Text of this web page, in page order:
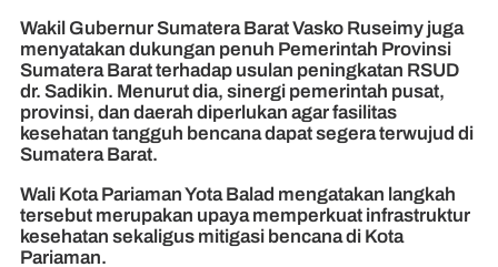
Wakil Gubernur Sumatera Barat Vasko Ruseimy juga
menyatakan dukungan penuh Pemerintah Provinsi
Sumatera Barat terhadap usulan peningkatan RSUD
dr. Sadikin. Menurut dia, sinergi pemerintah pusat,
provinsi, dan daerah diperlukan agar fasilitas
kesehatan tangguh bencana dapat segera terwujud di
Sumatera Barat.
Wali Kota Pariaman Yota Balad mengatakan langkah
tersebut merupakan upaya memperkuat infrastruktur
kesehatan sekaligus mitigasi bencana di Kota
Pariaman.